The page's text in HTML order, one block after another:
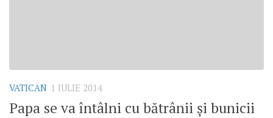
VATICAN 1 IULIE 2014
Papa se va întâlni cu bătrânii şi bunicii